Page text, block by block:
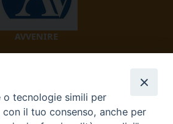
AVVENIRE
tecnologie simili per
il tuo consenso, anche per